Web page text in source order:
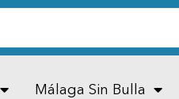
Málaga Sin Bulla